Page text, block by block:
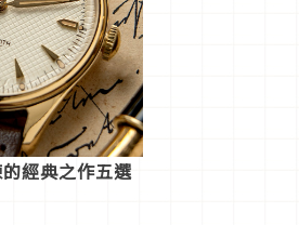
經典之作五選